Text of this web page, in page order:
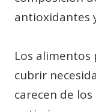
antioxidantes
Los alimentos
cubrir
carecen de